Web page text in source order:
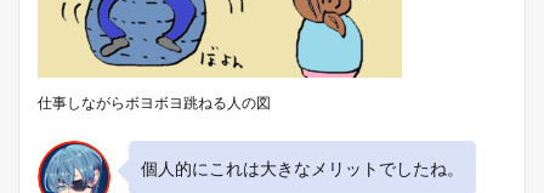
仕事しながらボヨボヨ跳ねる人の図
個人的にこれは大きなメリットでしたね。